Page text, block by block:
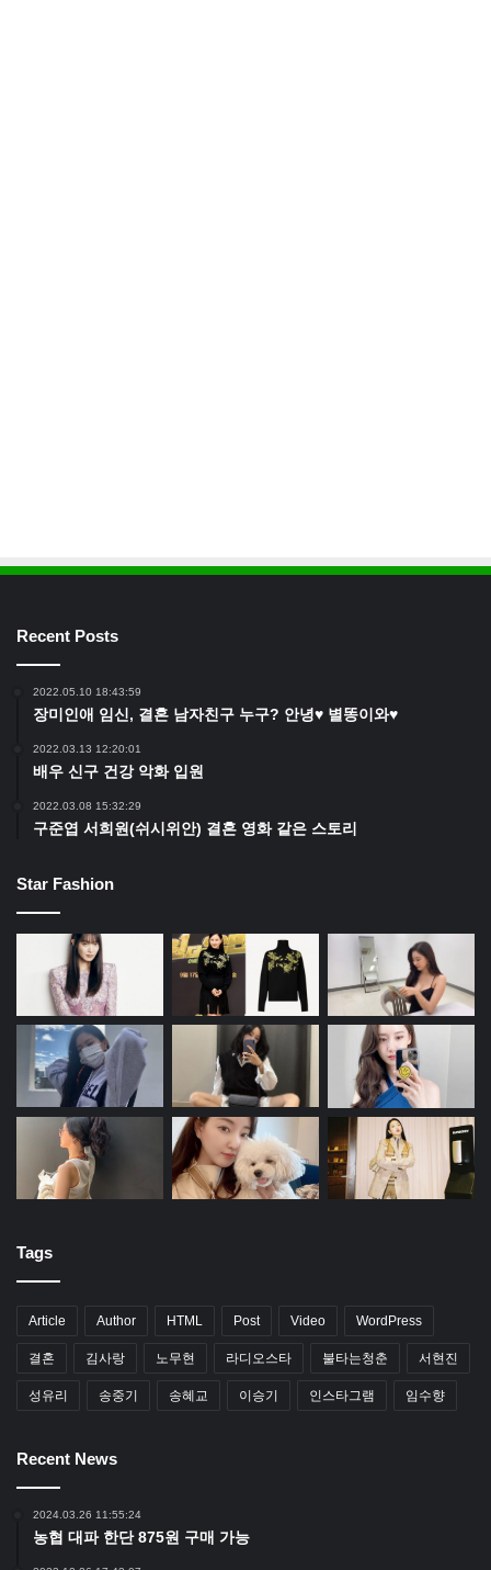
Recent Posts
2022.05.10 18:43:59
장미인애 임신, 결혼 남자친구 누구? 안녕♥ 별똥이와♥
2022.03.13 12:20:01
배우 신구 건강 악화 입원
2022.03.08 15:32:29
구준엽 서희원(쉬시위안) 결혼 영화 같은 스토리
Star Fashion
Tags
Article Author HTML Post Video WordPress
결혼 김사랑 노무현 라디오스타 불타는청춘 서현진
성유리 송중기 송혜교 이승기 인스타그램 임수향
Recent News
2024.03.26 11:55:24
농협 대파 한단 875원 구매 가능